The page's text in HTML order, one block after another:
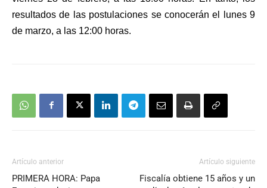
resultados de las postulaciones se conocerán el lunes 9
de marzo, a las 12:00 horas.
Artículo anterior
PRIMERA HORA: Papa
Artículo siguiente
Fiscalía obtiene 15 años y un